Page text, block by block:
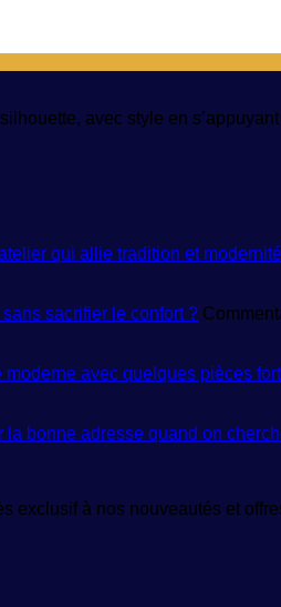
avec style en
qui allie tradition et
sacrifier le confort ?
avec quelques pièces
bonne adresse quand on
exclusif à nos nouveautés et